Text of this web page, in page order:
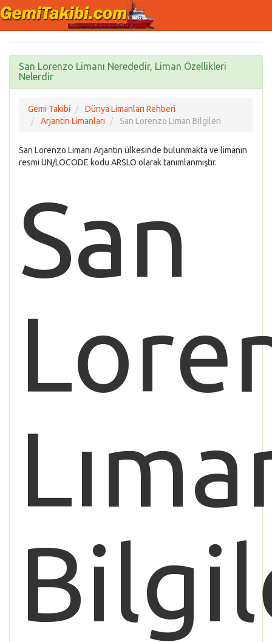
San Lorenzo Limanı Nerededir, Liman Özellikleri
Nelerdir
Gemi Takibi
Dünya Limanları Rehberi
Arjantin Limanları
San Lorenzo Liman Bilgileri
San Lorenzo Limanı Arjantin ülkesinde bulunmakta ve limanın
resmi UN/LOCODE kodu ARSLO olarak tanımlanmıştır.
San